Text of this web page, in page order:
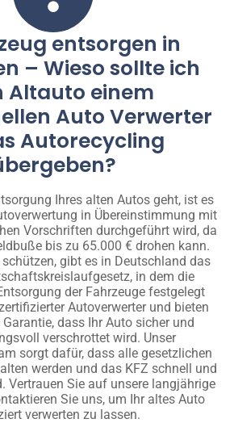
entsorgen in
– Wieso sollte ich
Altauto einem
Auto Verwerter
Autorecycling
Ihres alten Autos geht, ist es
in Übereinstimmung mit
Vorschriften durchgeführt wird, da
bis zu 65.000 € drohen kann.
gibt es in Deutschland das
in dem die
der Fahrzeuge festgelegt
Autoverwerter und bieten
dass Ihr Auto sicher und
verschrottet wird. Unser
sorgt dafür, dass alle gesetzlichen
werden und das KFZ schnell und
Vertrauen Sie auf unsere langjährige
Sie uns, um Ihr altes Auto
verwerten zu lassen.